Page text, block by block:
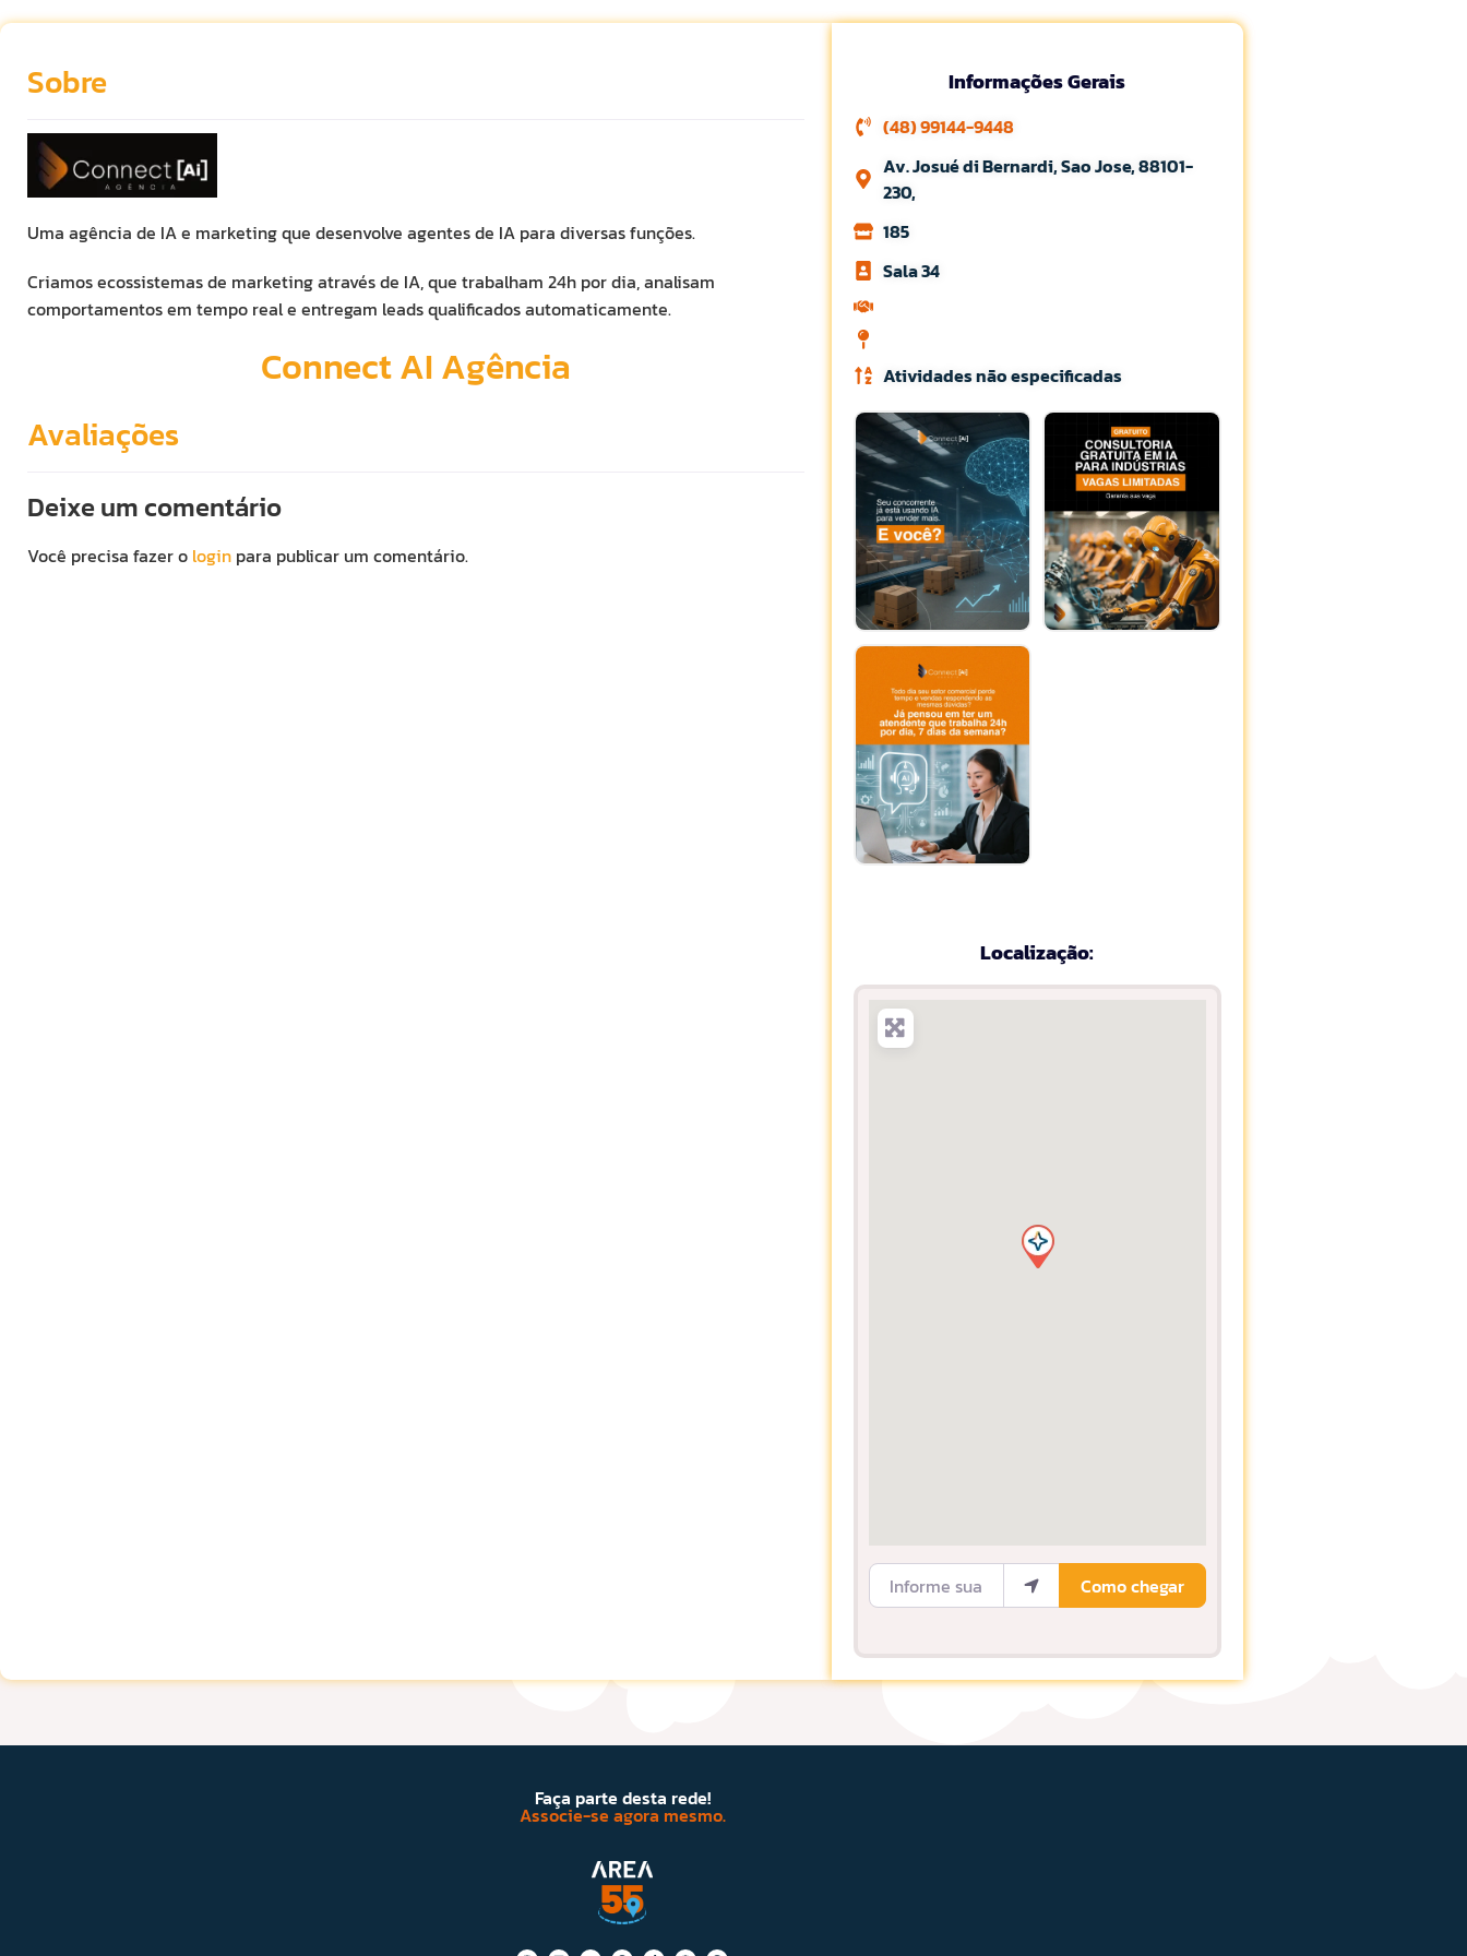
Sobre
Uma agência de IA e marketing que desenvolve agentes de IA para diversas funções.
Criamos ecossistemas de marketing através de IA, que trabalham 24h por dia, analisam
comportamentos em tempo real e entregam leads qualificados automaticamente.
Connect AI Agência
Avaliações
Deixe um comentário
Você precisa fazer o login para publicar um comentário.
Informações Gerais
(48) 99144-9448
Av. Josué di Bernardi, Sao Jose, 88101-
230,
185
Sala 34
Atividades não especificadas
Localização:
Informe sua Localização
Como chegar
Faça parte desta rede!
Associe-se agora mesmo.